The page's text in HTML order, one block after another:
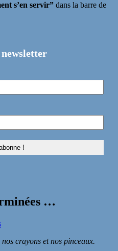
s’en servir” dans la barre de
…
crayons et nos pinceaux.